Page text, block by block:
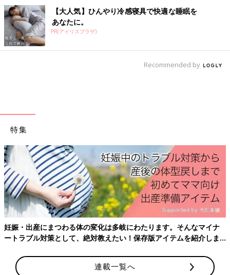
コーの真似事をして元気づけてくれました。
これで安心！とはいきませんが(笑)、寄り添ってくれてるのがわ
かり嬉しかったです。
・【やまくらの「にんぷぐらし！」】の今までのお話はこちら
・たまひよONLINEの育児マンガ一覧はこちら
◎やまくらのInstagram＞
前の話
告は・・・【にんぷ
次の話
り！【にんぷぐらし！
【大人気】ひんやり冷感寝具で快適な睡眠を
あなたに。
PR(アイリスプラザ)
Recommended by
特集
妊娠・出産にまつわる体の変化は多岐にわたります。そんなマイナ
ートラブル対策として、絶対教えたい！保存版アイテムを紹介しま
連載一覧へ